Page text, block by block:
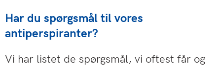
Har du spørgsmål til vores
antiperspiranter?
Vi har listet de spørgsmål, vi oftest får og